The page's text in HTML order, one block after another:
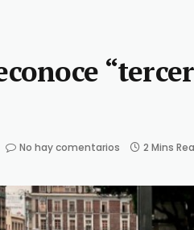
No hay comentarios 2 Mins